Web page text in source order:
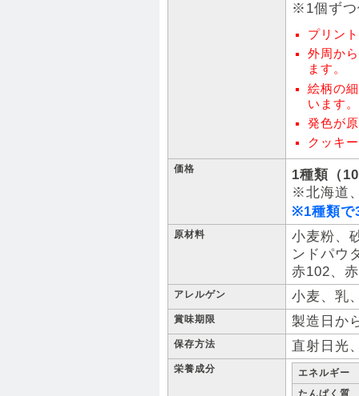
※1個ずつ
プリン
外周か
ます。
絵柄の
います。
発色が
クッキ
価格
1種類（
※北海道
※1種類で
原材料
小麦粉、
ンドパウ
赤102、
アレルゲン 小麦、乳
賞味期限 製造日か
保存方法 直射日光
栄養成分
エネルギー
たんぱく質